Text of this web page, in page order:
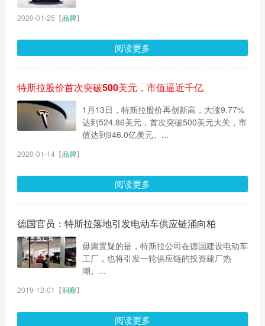
2020-01-25 【品牌】
阅读更多
特斯拉股价首次突破500美元，市值逼近千亿
1月13日，特斯拉股价再创新高，大涨9.77%
达到524.86美元，首次突破500美元大关，市
值达到946.0亿美元。...
2020-01-14 【品牌】
阅读更多
德国官员：特斯拉落地引发电动车供应链涌向柏
毋庸置疑的是，特斯拉公司在德国建设电动车
工厂，也将引发一轮供应链的投资建厂热
潮。...
2019-12-01 【洞察】
阅读更多